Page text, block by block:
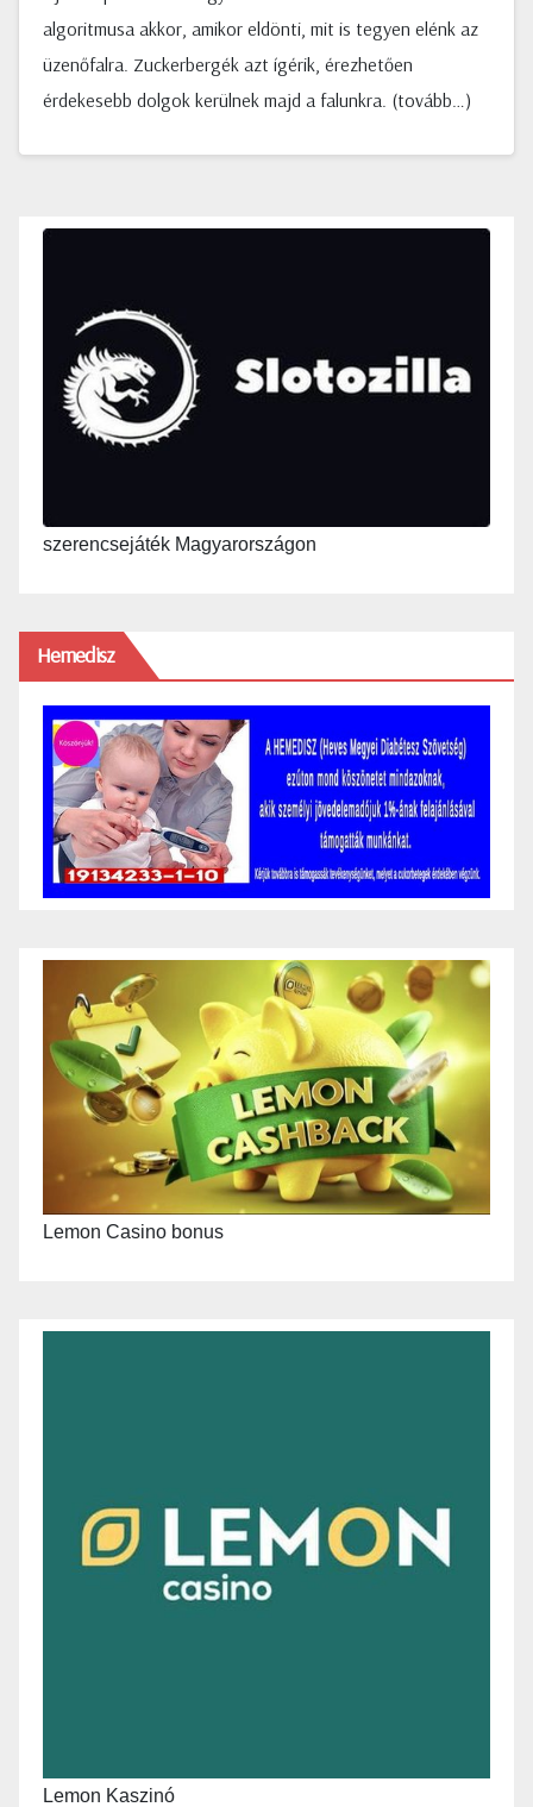
algoritmusa akkor, amikor eldönti, mit is tegyen elénk az
üzenőfalra. Zuckerbergék azt ígérik, érezhetően
érdekesebb dolgok kerülnek majd a falunkra. (tovább…)
szerencsejáték Magyarországon
Hemedisz
Lemon Casino bonus
Lemon Kaszinó